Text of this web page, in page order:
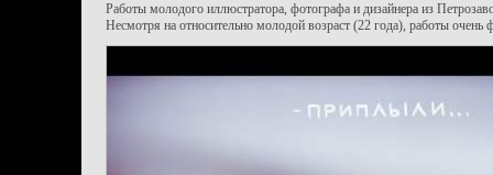
Работы молодого иллюстратора, фотографа и дизайнера из
Несмотря на относительно молодой возраст (22 года), работы очень